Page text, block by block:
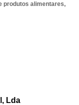
produtos alimentares,
Lda